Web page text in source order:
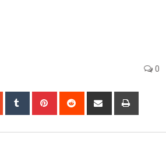
0
StumbleUpon
Tumblr Pinterest Reddit
Share